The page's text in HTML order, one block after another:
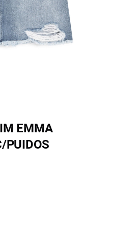
EMMA
PUIDOS